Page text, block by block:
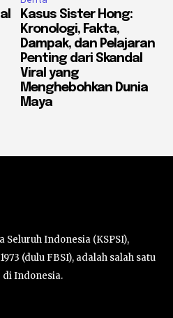
Kasus Sister Hong:
Kronologi, Fakta,
Dampak, dan Pelajaran
Penting dari Skandal
Viral yang
Menghebohkan Dunia
Maya
Indonesia (KSPSI),
(dulu FBSI), adalah salah satu
Indonesia.